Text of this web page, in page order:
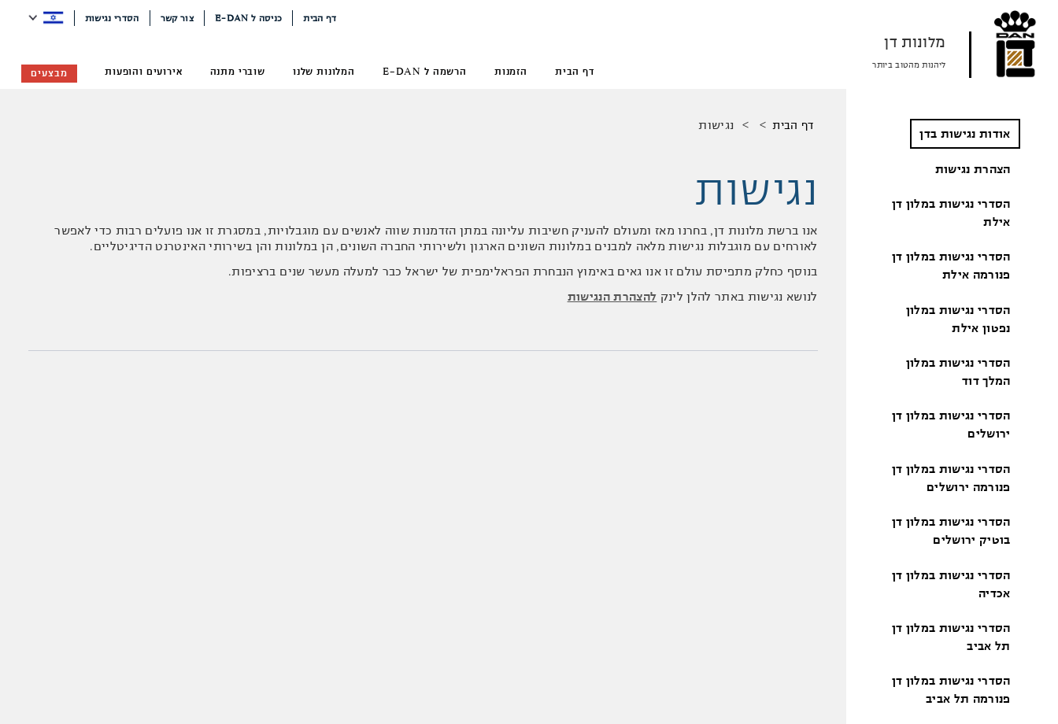
לאזור
תפריט
לתוכן
המרכזי
לאזור
תפריט
מלונות דן
ליהנות מהטוב ביותר
דף הבית כניסה ל E-DAN צור קשר הסדרי נגישות
דף הבית הזמנות הרשמה ל E-DAN המלונות שלנו שוברי מתנה אירועים והופעות מבצעים
אודות נגישות בדן
הצהרת נגישות
הסדרי נגישות במלון דן
אילת
הסדרי נגישות במלון דן
פנורמה אילת
הסדרי נגישות במלון
נפטון אילת
הסדרי נגישות במלון
המלך דוד
הסדרי נגישות במלון דן
ירושלים
הסדרי נגישות במלון דן
פנורמה ירושלים
הסדרי נגישות במלון דן
בוטיק ירושלים
הסדרי נגישות במלון דן
אכדיה
הסדרי נגישות במלון דן
תל אביב
הסדרי נגישות במלון דן
פנורמה תל אביב
מיקומך
דף הבית נגישות
נגישות
אנו ברשת מלונות דן, בחרנו מאז ומעולם להעניק חשיבות עליונה במתן הזדמנות שווה לאנשים עם מוגבלויות, במסגרת זו אנו פועלים רבות כדי לאפשר
לאורחים עם מוגבלות נגישות מלאה למבנים במלונות השונים הארגון ולשירותי החברה השונים, הן במלונות והן בשירותי האינטרנט הדיגיטליים.
בנוסף כחלק מתפיסת עולם זו אנו גאים באימוץ הנבחרת הפראלימפית של ישראל כבר למעלה מעשר שנים ברציפות.
לנושא נגישות באתר להלן לינק להצהרת הנגישות